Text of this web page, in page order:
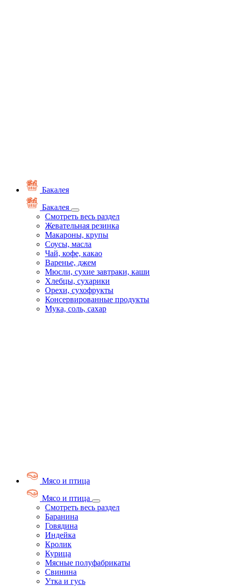
Бакалея
Бакалея
Смотреть весь раздел
Жевательная резинка
Макароны, крупы
Соусы, масла
Чай, кофе, какао
Варенье, джем
Мюсли, сухие завтраки, каши
Хлебцы, сухарики
Орехи, сухофрукты
Консервированные продукты
Мука, соль, сахар
Мясо и птица
Мясо и птица
Смотреть весь раздел
Баранина
Говядина
Индейка
Кролик
Курица
Мясные полуфабрикаты
Свинина
Утка и гусь